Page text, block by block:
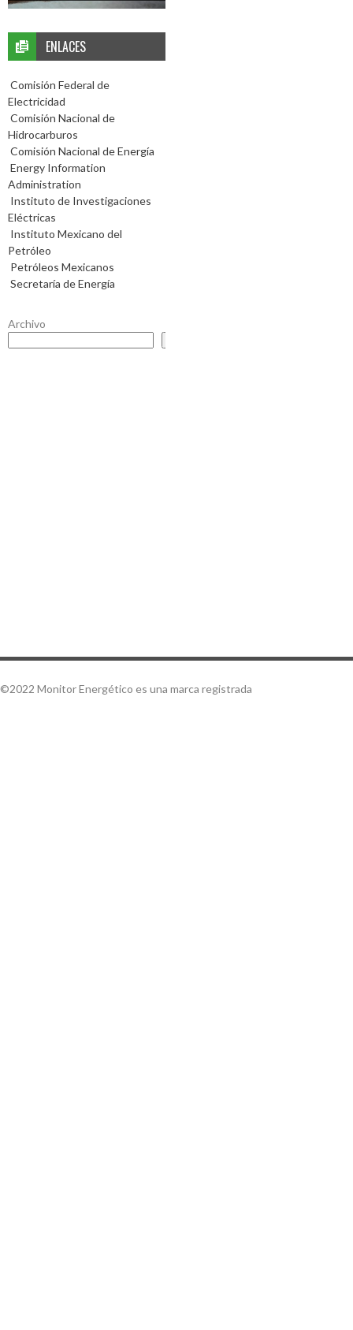
ENLACES
Comisión Federal de
Electricidad
Comisión Nacional de
Hidrocarburos
Comisión Nacional de Energía
Energy Information
Administration
Instituto de Investigaciones
Eléctricas
Instituto Mexicano del
Petróleo
Petróleos Mexicanos
Secretaría de Energía
Archivo
©2022 Monitor Energético es una marca registrada